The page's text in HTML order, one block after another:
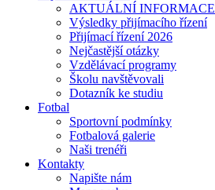
AKTUÁLNÍ INFORMACE
Výsledky přijímacího řízení
Přijímací řízení 2026
Nejčastější otázky
Vzdělávací programy
Školu navštěvovali
Dotazník ke studiu
Fotbal
Sportovní podmínky
Fotbalová galerie
Naši trenéři
Kontakty
Napište nám